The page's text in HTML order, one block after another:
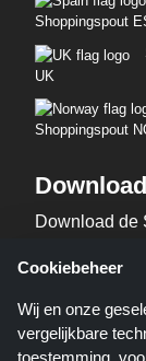
Shoppingspout
UK
Shoppingspout
Download de
Cookiebeheer
Wij en onze
vergelijkbare
toestemming,